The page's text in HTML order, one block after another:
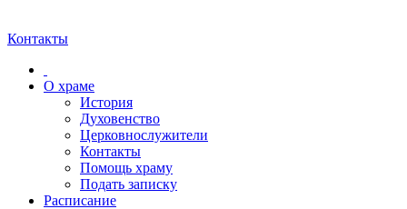
Контакты
О храме
История
Духовенство
Церковнослужители
Контакты
Помощь храму
Подать записку
Расписание